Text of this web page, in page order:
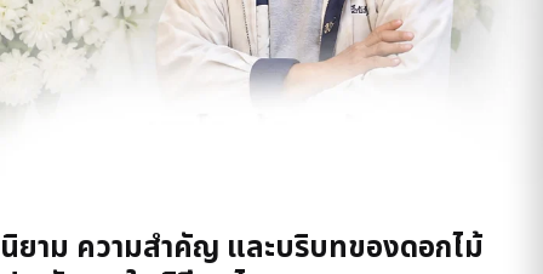
นิยาม ความสำคัญ และบริบทของดอกไม้